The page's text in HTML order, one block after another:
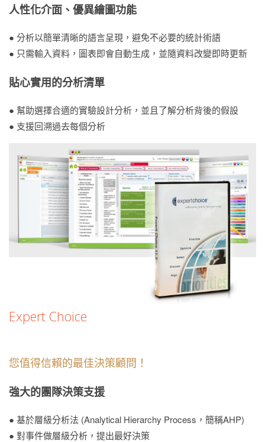
人性化介面、優異繪圖功能
● 分析以簡單清晰的語言呈現，避免不必要的統計術語
● 只需輸入資料，圖表即會自動生成，並隨資料改變即時更新
貼心實用的分析清單
● 幫助選擇合適的實驗設計分析，並且了解分析背後的假設
● 支援回溯過去每個分析
Expert Choice
您值得信賴的最佳決策顧問！
強大的團隊決策支援
● 基於層級分析法 (Analytical Hierarchy Process，簡稱AHP)
● 對事件做層級分析，提出最好決策